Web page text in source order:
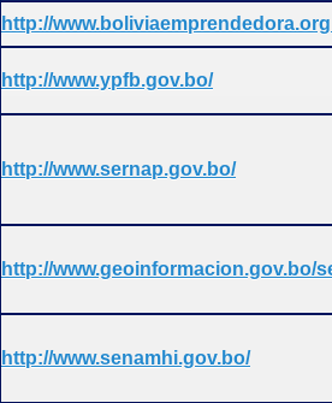
http://
http://www.ypfb.gov.bo/
http://www.sernap.gov.bo/
http://www.geoinformacion.gov.bo/
http://www.senamhi.gov.bo/